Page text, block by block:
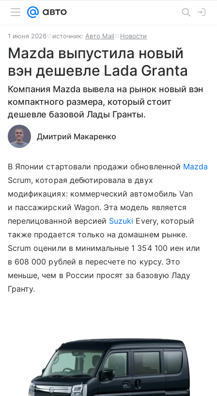
1 июня 2026 источник: Авто Mail Новости
Mazda выпустила новый
вэн дешевле Lada Granta
Компания Mazda вывела на рынок новый вэн
компактного размера, который стоит
дешевле базовой Лады Гранты.
Дмитрий Макаренко
В Японии стартовали продажи обновленной Mazda
Scrum, которая дебютировала в двух
модификациях: коммерческий автомобиль Van
и пассажирский Wagon. Эта модель является
перелицованной версией Suzuki Every, который
также продается только на домашнем рынке.
Scrum оценили в минимальные 1 354 100 иен или
в 608 000 рублей в пересчете по курсу. Это
меньше, чем в России просят за базовую Ладу
Гранту.